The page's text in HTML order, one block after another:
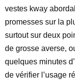
vestes kway
promesses sur la
surtout sur deux
de grosse averse,
quelques minutes
de vérifier l’usage